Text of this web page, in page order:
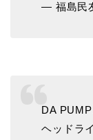
— 福島民
DA
ヘッドラ